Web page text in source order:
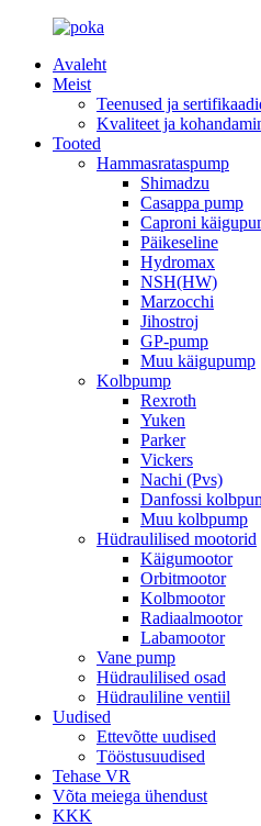
Avaleht
Meist
Teenused ja
Kvaliteet ja
Tooted
Hammasrataspump
Shimadzu
Casappa pump
Caproni
Päikeseline
Hydromax
NSH(HW)
Marzocchi
Jihostroj
GP-pump
Muu käigupump
Kolbpump
Rexroth
Yuken
Parker
Vickers
Nachi (Pvs)
Danfossi
Muu kolbpump
Hüdraulilised mootorid
Käigumootor
Orbitmootor
Kolbmootor
Radiaalmootor
Labamootor
Vane pump
Hüdraulilised osad
Hüdrauliline ventiil
Uudised
Ettevõtte uudised
Tööstusuudised
Tehase VR
Võta meiega ühendust
KKK